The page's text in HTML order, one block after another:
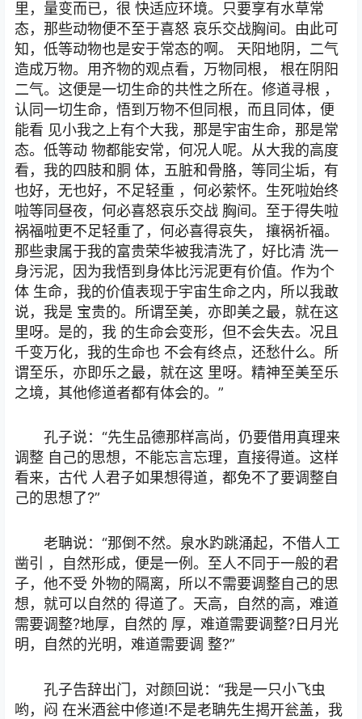
里，量变而已，很 快适应环境。只要享有水草常
态，那些动物便不至于喜怒 哀乐交战胸间。由此可
知，低等动物也是安于常态的啊。 天阳地阴，二气
造成万物。用齐物的观点看，万物同根， 根在阴阳
二气。这便是一切生命的共性之所在。修道寻根 ，
认同一切生命，悟到万物不但同根，而且同体，便
能看 见小我之上有个大我，那是宇宙生命，那是常
态。低等动 物都能安常，何况人呢。从大我的高度
看，我的四肢和胴 体，五脏和骨胳，等同尘垢，有
也好，无也好，不足轻重 ，何必萦怀。生死啦始终
啦等同昼夜，何必喜怒哀乐交战 胸间。至于得失啦
祸福啦更不足轻重了，何必喜得哀失， 攘祸祈福。
那些隶属于我的富贵荣华被我清洗了，好比清 洗一
身污泥，因为我悟到身体比污泥更有价值。作为个
体 生命，我的价值表现于宇宙生命之内，所以我敢
说，我是 宝贵的。所谓至美，亦即美之最，就在这
里呀。是的，我 的生命会变形，但不会失去。况且
千变万化，我的生命也 不会有终点，还愁什么。所
谓至乐，亦即乐之最，就在这 里呀。精神至美至乐
之境，其他修道者都有体会的。”
孔子说：“先生品德那样高尚，仍要借用真理来
调整 自己的思想，不能忘言忘理，直接得道。这样
看来，古代 人君子如果想得道，都免不了要调整自
己的思想了?”
老聃说：“那倒不然。泉水趵跳涌起，不借人工
凿引 ，自然形成，便是一例。至人不同于一般的君
子，他不受 外物的隔离，所以不需要调整自己的思
想，就可以自然的 得道了。天高，自然的高，难道
需要调整?地厚，自然的 厚，难道需要调整?日月光
明，自然的光明，难道需要调 整?”
孔子告辞出门，对颜回说：“我是一只小飞虫
哟，闷 在米酒瓮中修道!不是老聃先生揭开瓮盖，我